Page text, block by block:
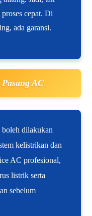
cepat. Di
ada garansi.
AC
boleh dilakukan
kelistrikan dan
AC profesional,
listrik serta
sebelum